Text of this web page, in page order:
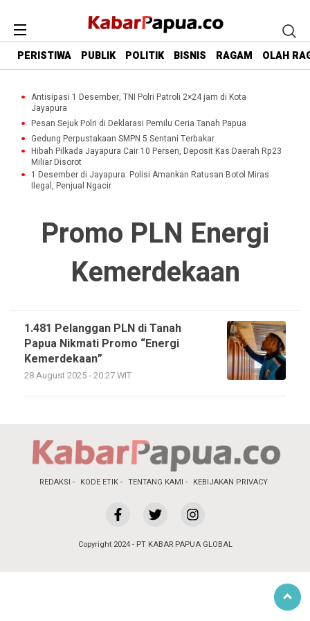
PERISTIWA PUBLIK POLITIK BISNIS RAGAM OLAH
Antisipasi 1 Desember, TNI Polri Patroli 2×24 jam di Kota
Jayapura
Pesan Sejuk Polri di Deklarasi Pemilu Ceria Tanah Papua
Gedung Perpustakaan SMPN 5 Sentani Terbakar
Hibah Pilkada Jayapura Cair 10 Persen, Deposit Kas Daerah Rp23
Miliar Disorot
1 Desember di Jayapura: Polisi Amankan Ratusan Botol Miras
Ilegal, Penjual Ngacir
Promo PLN Energi
Kemerdekaan
1.481 Pelanggan PLN di Tanah
Papua Nikmati Promo “Energi
Kemerdekaan”
28 August 2025 - 20:27 WIT
REDAKSI KODE ETIK TENTANG KAMI KEBIJAKAN PRIVACY
Copyright 2024 - PT KABAR PAPUA GLOBAL